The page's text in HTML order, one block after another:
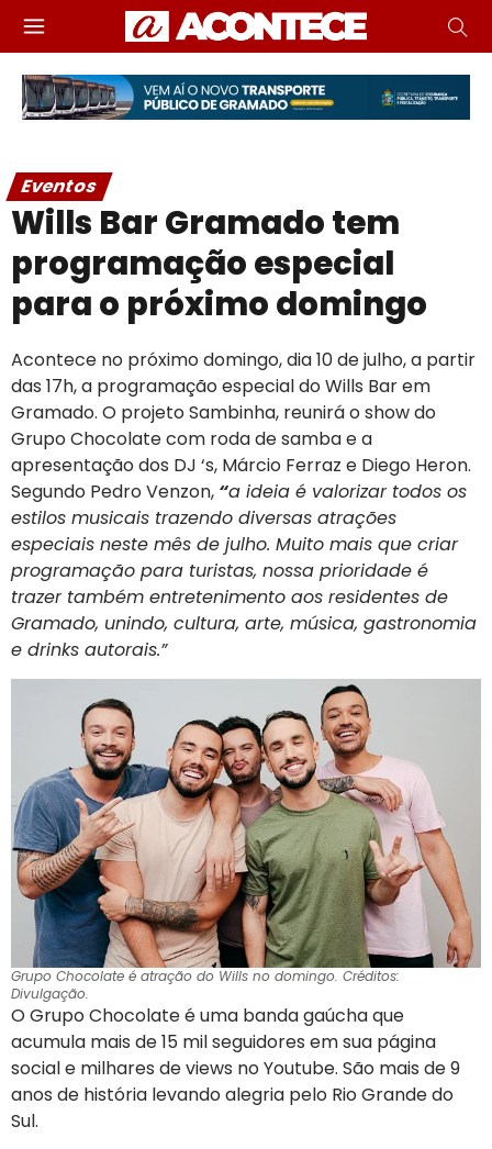
Eventos
Wills Bar Gramado tem
programação especial
para o próximo domingo
Acontece no próximo domingo, dia 10 de julho, a partir
das 17h, a programação especial do Wills Bar em
Gramado. O projeto Sambinha, reunirá o show do
Grupo Chocolate com roda de samba e a
apresentação dos DJ ‘s, Márcio Ferraz e Diego Heron.
Segundo Pedro Venzon, “a ideia é valorizar todos os
estilos musicais trazendo diversas atrações
especiais neste mês de julho. Muito mais que criar
programação para turistas, nossa prioridade é
trazer também entretenimento aos residentes de
Gramado, unindo, cultura, arte, música, gastronomia
e drinks autorais.”
Grupo Chocolate é atração do Wills no domingo. Créditos:
Divulgação.
O Grupo Chocolate é uma banda gaúcha que
acumula mais de 15 mil seguidores em sua página
social e milhares de views no Youtube. São mais de 9
anos de história levando alegria pelo Rio Grande do
Sul.